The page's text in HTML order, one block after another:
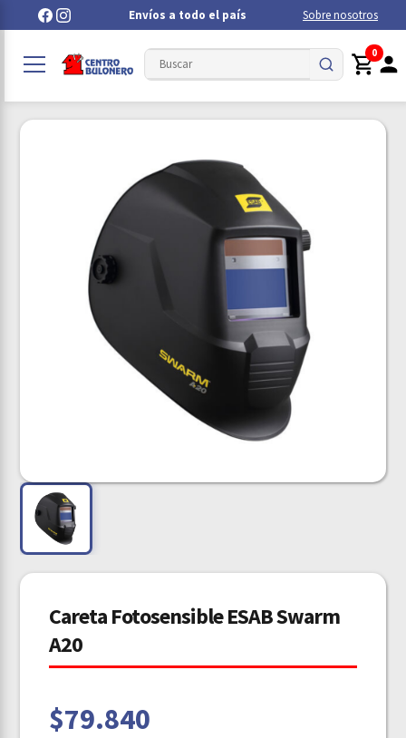
Envíos a todo el país Sobre nosotros
0
Careta Fotosensible ESAB Swarm
A20
$79.840